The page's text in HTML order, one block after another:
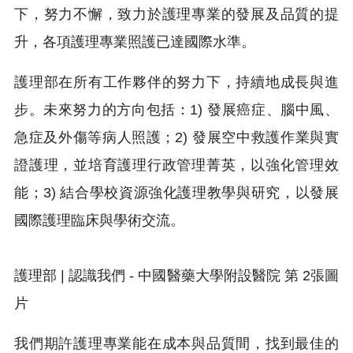
下，努力不懈，致力於護理專業的發展及品質的提
升，各項護理專業照護已達國際水準。
護理部在所有工作夥伴的努力下，持續地成長與進
步。未來努力的方向包括：1) 發展癌症、腦中風、
急症及外傷等病人照護；2) 發展空中救護作業與實
證護理，並培育護理行政管理菁英，以強化管理效
能；3) 結合學校資源強化護理教學與研究，以發展
國際護理臨床與學術交流。
我們期許護理專業能在成本與品質間，找到最佳的